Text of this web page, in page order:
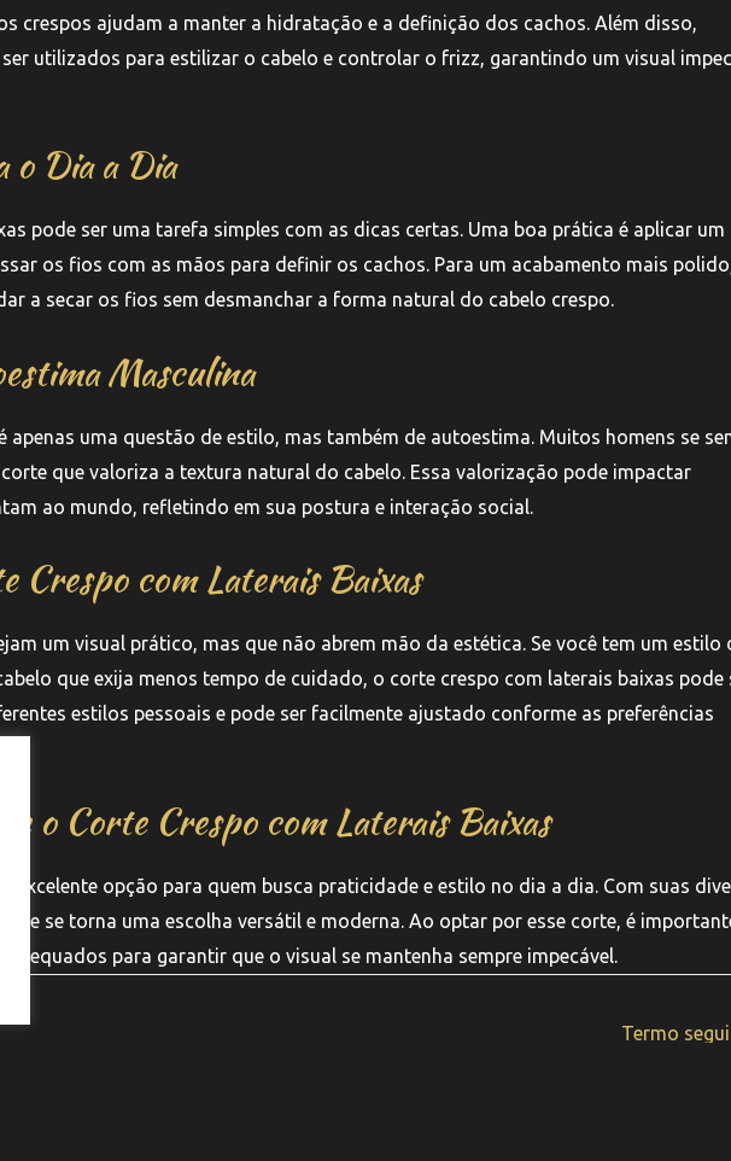
crespos ajudam a manter a hidratação e a definição dos cachos. Além disso,
utilizados para estilizar o cabelo e controlar o frizz, garantindo um visual
o Dia a Dia
pode ser uma tarefa simples com as dicas certas. Uma boa prática é aplicar um
os fios com as mãos para definir os cachos. Para um acabamento mais
a secar os fios sem desmanchar a forma natural do cabelo crespo.
Masculina
apenas uma questão de estilo, mas também de autoestima. Muitos homens se
que valoriza a textura natural do cabelo. Essa valorização pode impactar
ao mundo, refletindo em sua postura e interação social.
Crespo com Laterais Baixas
um visual prático, mas que não abrem mão da estética. Se você tem um estilo
que exija menos tempo de cuidado, o corte crespo com laterais baixas pode
estilos pessoais e pode ser facilmente ajustado conforme as preferências
o Corte Crespo com Laterais Baixas
excelente opção para quem busca praticidade e estilo no dia a dia. Com suas
ele se torna uma escolha versátil e moderna. Ao optar por esse corte, é
para garantir que o visual se mantenha sempre impecável.
Termo